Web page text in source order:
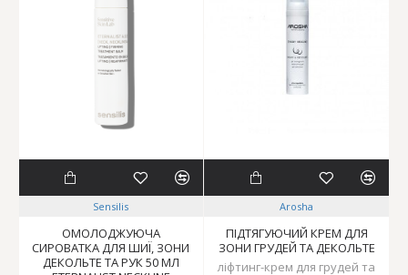
Sensilis
ОМОЛОДЖУЮЧА
СИРОВАТКА ДЛЯ ШИЇ, ЗОНИ
ДЕКОЛЬТЕ ТА РУК 50 МЛ
Arosha
ПІДТЯГУЮЧИЙ КРЕМ ДЛЯ
ЗОНИ ГРУДЕЙ ТА ДЕКОЛЬТЕ
ліфтинг-крем для грудей та